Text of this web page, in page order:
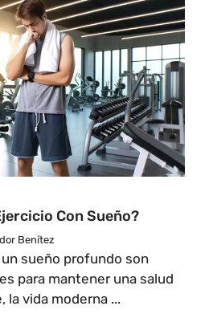
Con Sueño?
Benítez
sueño profundo son
para mantener una salud
la vida moderna ...